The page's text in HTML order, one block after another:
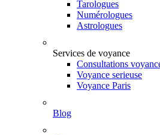
Tarologues
Numérologues
Astrologues
Services de voyance
Consultations
Voyance serieuse
Voyance Paris
Blog